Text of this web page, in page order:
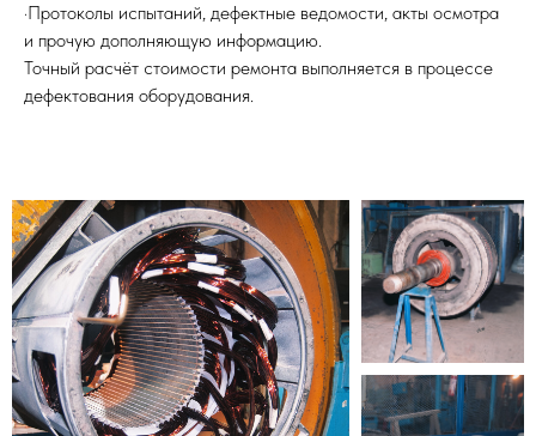
·Протоколы испытаний, дефектные ведомости, акты осмотра
и прочую дополняющую информацию.
Точный расчёт стоимости ремонта выполняется в процессе
дефектования оборудования.